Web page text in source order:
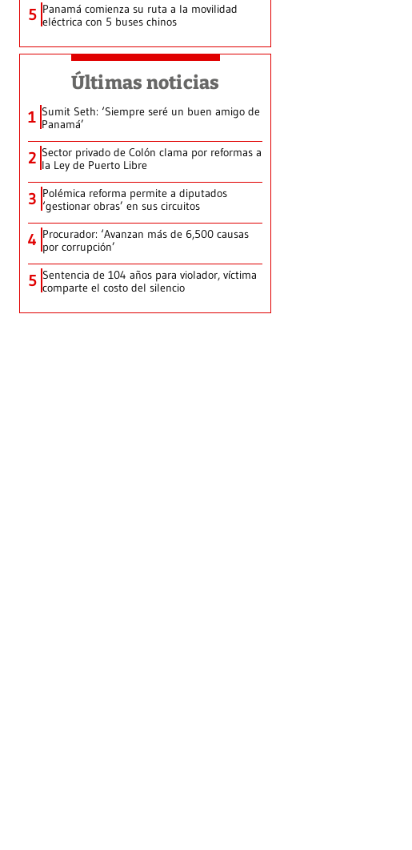
5 Panamá comienza su ruta a la movilidad
eléctrica con 5 buses chinos
Últimas noticias
1 Sumit Seth: ‘Siempre seré un buen amigo de
Panamá’
2 Sector privado de Colón clama por reformas a
la Ley de Puerto Libre
3 Polémica reforma permite a diputados
‘gestionar obras’ en sus circuitos
4 Procurador: ‘Avanzan más de 6,500 causas
por corrupción’
5 Sentencia de 104 años para violador, víctima
comparte el costo del silencio